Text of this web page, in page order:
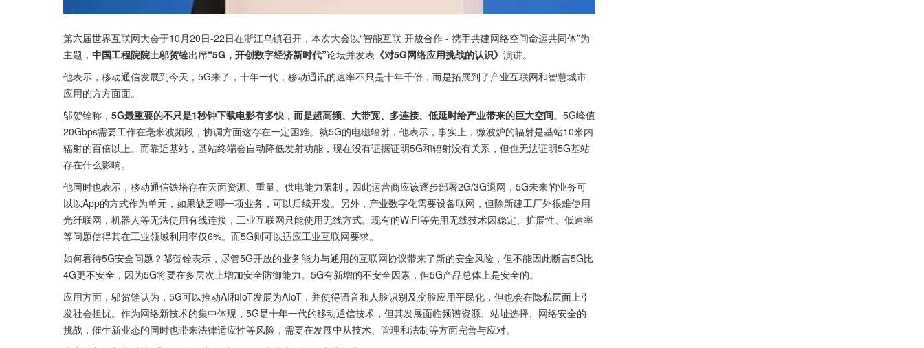
第六届世界互联网大会于10月20日-22日在浙江乌镇召开，本次大会以“智能互联 开放合作 - 携手共建网络空间命运共同体”为
主题， 中国工程院院士邬贺铨出席“5G，开创数字经济新时代”论坛并发表 《对5G网络应用挑战的认识》 演讲。
他表示，移动通信发展到今天，5G来了，十年一代，移动通讯的速率不只是十年千倍，而是拓展到了产业互联网和智慧城市
应用的方方面面。
邬贺铨称， 5G最重要的不只是1秒钟下载电影有多快，而是超高频、大带宽、多连接、低延时给产业带来的巨大空间。5G峰值
20Gbps需要工作在毫米波频段，协调方面这存在一定困难。就5G的电磁辐射，他表示，事实上，微波炉的辐射是基站10米内
辐射的百倍以上。而靠近基站，基站终端会自动降低发射功能，现在没有证据证明5G和辐射没有关系，但也无法证明5G基站
存在什么影响。
他同时也表示，移动通信铁塔存在天面资源、重量、供电能力限制，因此运营商应该逐步部署2G/3G退网，5G未来的业务可
以以App的方式作为单元，如果缺乏哪一项业务，可以后续开发。另外，产业数字化需要设备联网，但除新建工厂外很难使用
光纤联网，机器人等无法使用有线连接，工业互联网只能使用无线方式。现有的WiFI等先用无线技术因稳定、扩展性、低速率
等问题使得其在工业领域利用率仅6%。而5G则可以适应工业互联网要求。
如何看待5G安全问题？邬贺铨表示，尽管5G开放的业务能力与通用的互联网协议带来了新的安全风险，但不能因此断言5G比
4G更不安全，因为5G将要在多层次上增加安全防御能力。5G有新增的不安全因素，但5G产品总体上是安全的。
应用方面，邬贺铨认为，5G可以推动AI和IoT发展为AIoT，并使得语音和人脸识别及变脸应用平民化，但也会在隐私层面上引
发社会担忧。作为网络新技术的集中体现，5G是十年一代的移动通信技术，但其发展面临频谱资源、站址选择、网络安全的
挑战，催生新业态的同时也带来法律适应性等风险，需要在发展中从技术、管理和法制等方面完善与应对。